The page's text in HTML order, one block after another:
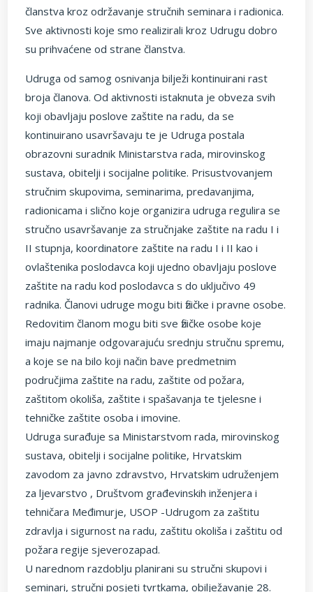
članstva kroz održavanje stručnih seminara i radionica.
Sve aktivnosti koje smo realizirali kroz Udrugu dobro
su prihvaćene od strane članstva.
Udruga od samog osnivanja bilježi kontinuirani rast
broja članova. Od aktivnosti istaknuta je obveza svih
koji obavljaju poslove zaštite na radu, da se
kontinuirano usavršavaju te je Udruga postala
obrazovni suradnik Ministarstva rada, mirovinskog
sustava, obitelji i socijalne politike. Prisustvovanjem
stručnim skupovima, seminarima, predavanjima,
radionicama i slično koje organizira udruga regulira se
stručno usavršavanje za stručnjake zaštite na radu I i
II stupnja, koordinatore zaštite na radu I i II kao i
ovlaštenika poslodavca koji ujedno obavljaju poslove
zaštite na radu kod poslodavca s do uključivo 49
radnika. Članovi udruge mogu biti fizičke i pravne osobe.
Redovitim članom mogu biti sve fizičke osobe koje
imaju najmanje odgovarajuću srednju stručnu spremu,
a koje se na bilo koji način bave predmetnim
područjima zaštite na radu, zaštite od požara,
zaštitom okoliša, zaštite i spašavanja te tjelesne i
tehničke zaštite osoba i imovine.
Udruga surađuje sa Ministarstvom rada, mirovinskog
sustava, obitelji i socijalne politike, Hrvatskim
zavodom za javno zdravstvo, Hrvatskim udruženjem
za ljevarstvo , Društvom građevinskih inženjera i
tehničara Međimurje, USOP -Udrugom za zaštitu
zdravlja i sigurnost na radu, zaštitu okoliša i zaštitu od
požara regije sjeverozapad.
U narednom razdoblju planirani su stručni skupovi i
seminari, stručni posjeti tvrtkama, obilježavanje 28.